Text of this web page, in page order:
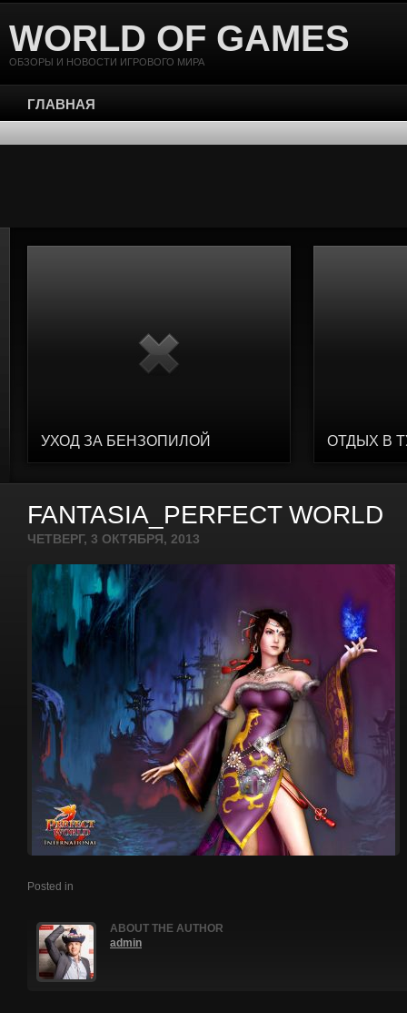
WORLD OF GAMES
ОБЗОРЫ И НОВОСТИ ИГРОВОГО МИРА
ГЛАВНАЯ
УХОД ЗА БЕНЗОПИЛОЙ ОТДЫХ В
FANTASIA_PERFECT WORLD
ЧЕТВЕРГ, 3 ОКТЯБРЯ, 2013
Posted in
ABOUT THE AUTHOR
admin